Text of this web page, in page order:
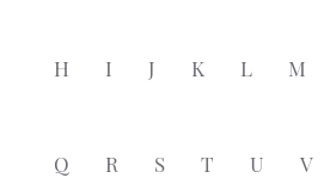
H I J K L M
Q R S T U V